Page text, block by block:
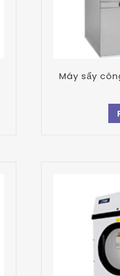
Máy sấy